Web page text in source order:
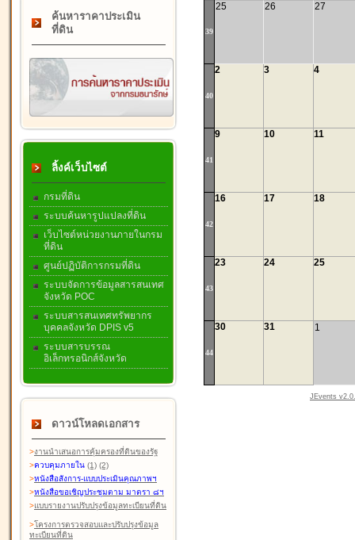
ค้นหาราคาประเมิน
ที่ดิน
ลิ้งค์เว็บไซต์
กรมที่ดิน
ระบบค้นหารูปแปลงที่ดิน
เว็บไซต์หน่วยงานภายในกรม
ที่ดิน
ศูนย์ปฏิบัติการกรมที่ดิน
ระบบจัดการข้อมูลสารสนเทศ
จังหวัด POC
ระบบสารสนเทศทรัพยากร
บุคคลจังหวัด DPIS v5
ระบบสารบรรณ
อิเล็กทรอนิกส์จังหวัด
ดาวน์โหลดเอกสาร
>งานนำเสนอการคุ้มครองที่ดินของรัฐ
>ควบคุมภายใน (1) (2)
>หนังสือสังการ-แบบประเมินคุณภาพฯ
>หนังสือขอเชิญประชุมตาม มาตรา ๘ฯ
>แบบรายงานปรับปรุงข้อมูลทะเบียนที่ดิน
>โครงการตรวจสอบและปรับปรุงข้อมูล
ทะเบียนที่ดิน
39
25 26 27
40
2 3 4
41
9 10 11
42
16 17 18
43
23 24 25
44
30 31 1
JEvents